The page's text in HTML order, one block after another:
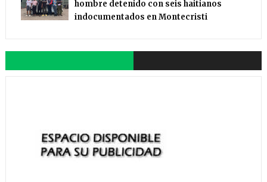
hombre detenido con seis haitianos
indocumentados en Montecristi